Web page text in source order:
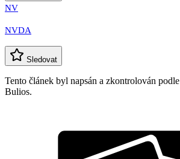
NV
NVDA
Sledovat
Tento článek byl napsán a zkontrolován podle
Bulios.